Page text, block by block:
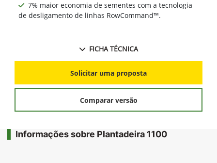
7% maior economia de sementes com a tecnologia
de desligamento de linhas RowCommand™.
FICHA TÉCNICA
Solicitar uma proposta
Comparar versão
Informações sobre Plantadeira 1100